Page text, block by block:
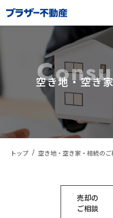
空き地・空き
トップ 空き地・空き家・相続のご
売却の
ご相談